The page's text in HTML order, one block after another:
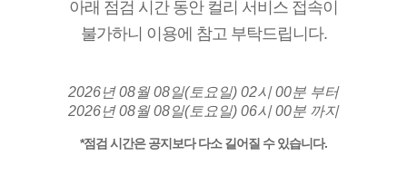
아래 점검 시간 동안 컬리 서비스 접속이
불가하니 이용에 참고 부탁드립니다.
2026년 08월 08일(토요일) 02시 00분 부터
2026년 08월 08일(토요일) 06시 00분 까지
*점검 시간은 공지보다 다소 길어질 수 있습니다.